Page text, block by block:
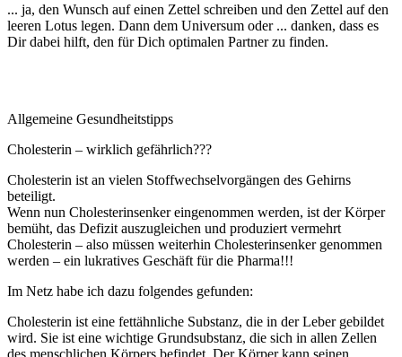
... ja, den Wunsch auf einen Zettel schreiben und den Zettel auf den
leeren Lotus legen. Dann dem Universum oder ... danken, dass es
Dir dabei hilft, den für Dich optimalen Partner zu finden.
Allgemeine Gesundheitstipps
Cholesterin – wirklich gefährlich???
Cholesterin ist an vielen Stoffwechselvorgängen des Gehirns
beteiligt.
Wenn nun Cholesterinsenker eingenommen werden, ist der Körper
bemüht, das Defizit auszugleichen und produziert vermehrt
Cholesterin – also müssen weiterhin Cholesterinsenker genommen
werden – ein lukratives Geschäft für die Pharma!!!
Im Netz habe ich dazu folgendes gefunden:
Cholesterin ist eine fettähnliche Substanz, die in der Leber gebildet
wird. Sie ist eine wichtige Grundsubstanz, die sich in allen Zellen
des menschlichen Körpers befindet. Der Körper kann seinen